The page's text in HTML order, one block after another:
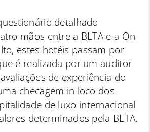
detalhado
mãos entre a BLTA e a On
estes hotéis passam por
é realizada por um auditor
de experiência do
checagem in loco dos
de luxo internacional
determinados pela BLTA.